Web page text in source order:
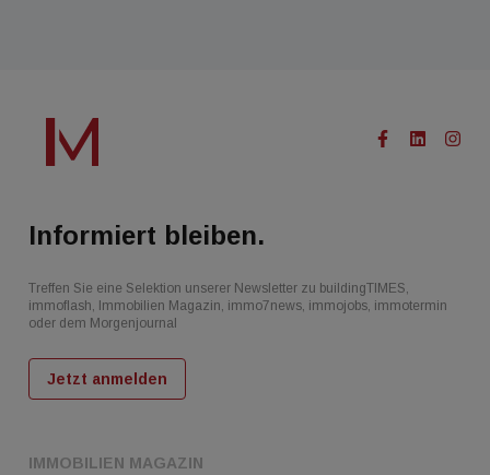
IMMOBILIEN MAGAZIN
Informiert bleiben.
Treffen Sie eine Selektion unserer Newsletter zu buildingTIMES,
immoflash, Immobilien Magazin, immo7news, immojobs, immotermin
oder dem Morgenjournal
Jetzt anmelden